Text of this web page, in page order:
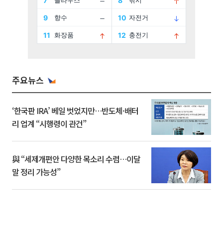
주요뉴스
‘한국판 IRA’ 베일 벗었지만…반도체·배터
리 업계 “시행령이 관건”
與 “세제개편안 다양한 목소리 수렴…이달
말 정리 가능성”